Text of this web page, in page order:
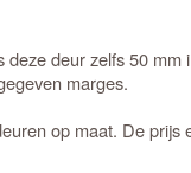
deur zelfs 50 mm
marges.
op maat. De prijs